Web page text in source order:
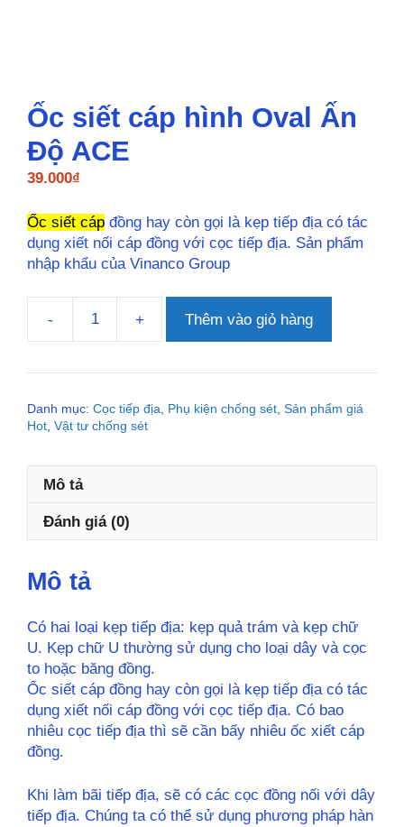
Ốc siết cáp hình Oval Ấn
Độ ACE
39.000₫
Ốc siết cáp đồng hay còn gọi là kẹp tiếp địa có tác
dụng xiết nối cáp đồng với cọc tiếp địa. Sản phẩm
nhập khẩu của Vinanco Group
-
cáp
Oval
+ Thêm vào giỏ hàng
Danh mục: Cọc tiếp địa, Phụ kiện chống sét, Sản phẩm giá
Hot, Vật tư chống sét
Mô tả
Đánh giá (0)
Mô tả
Có hai loại kẹp tiếp địa: kẹp quả trám và kẹp chữ
U. Kẹp chữ U thường sử dụng cho loại dây và cọc
to hoặc băng đồng.
Ốc siết cáp đồng hay còn gọi là kẹp tiếp địa có tác
dụng xiết nối cáp đồng với cọc tiếp địa. Có bao
nhiêu cọc tiếp địa thì sẽ cần bấy nhiêu ốc xiết cáp
đồng.
Khi làm bãi tiếp địa, sẽ có các cọc đồng nối với dây
tiếp địa. Chúng ta có thể sử dụng phương pháp hàn